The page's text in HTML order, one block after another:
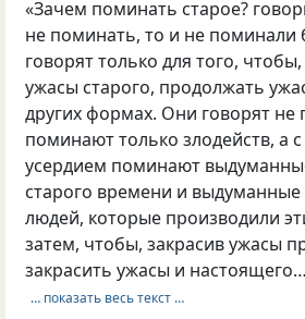
«Зачем поминать старое?
не поминать, то и не поминали
говорят только для того,
ужасы старого, продолжать
других формах. Они говорят не
поминают только злодейств, а
усердием поминают
старого времени и выдуманные
людей, которые производили
затем, чтобы, закрасив ужасы
закрасить ужасы и настоящего…
… показать весь текст …